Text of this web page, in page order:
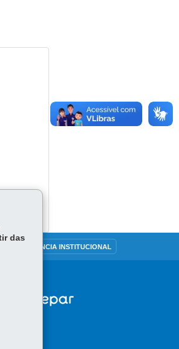
TRANSPARÊNCIA INSTITUCIONAL
das